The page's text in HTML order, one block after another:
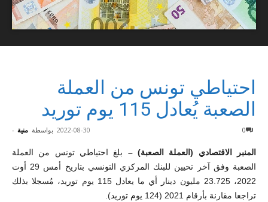
احتياطي تونس من العملة
الصعبة يُعادل 115 يوم توريد
بواسطة منية - 2022-08-30 0
المنبر الاقتصادي (العملة الصعبة) – بلغ احتياطي تونس من العملة
الصعبة وفق آخر تحيين للبنك المركزي التونسي بتاريخ أمس 29 أوت
2022، 23.725 مليون دينار أي ما يعادل 115 يوم توريد، مُسجلا بذلك
تراجعا مقارنة بأرقام 2021 (124 يوم توريد).